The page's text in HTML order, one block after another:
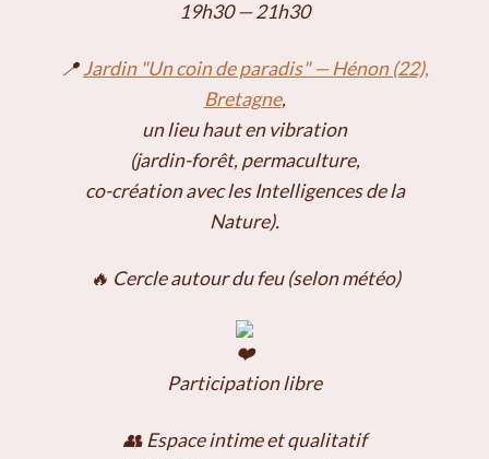
19h30 — 21h30
📍Jardin "Un coin de paradis" — Hénon (22),
Bretagne,
un lieu haut en vibration
(jardin-forêt, permaculture,
co-création avec les Intelligences de la
Nature).
🔥 Cercle autour du feu (selon météo)
Participation libre
👥 Espace intime et qualitatif